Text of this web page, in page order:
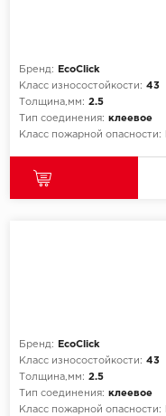
Бренд:
EcoClick
Класс износостойкости: 43
Толщина,мм: 2.5
Тип соединения: клеевое
Класс пожарной опасности:
Бренд:
EcoClick
Класс износостойкости: 43
Толщина,мм: 2.5
Тип соединения: клеевое
Класс пожарной опасности: